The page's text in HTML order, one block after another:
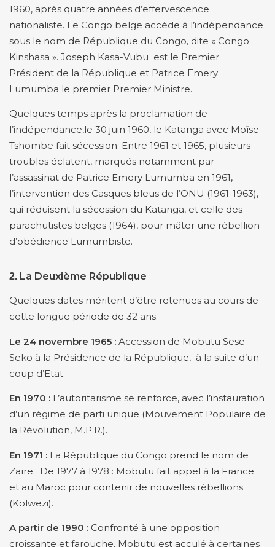
1960, après quatre années d’effervescence
nationaliste. Le Congo belge accède à l’indépendance
sous le nom de République du Congo, dite « Congo
Kinshasa ». Joseph Kasa-Vubu est le Premier
Président de la République et Patrice Emery
Lumumba le premier Premier Ministre.
Quelques temps après la proclamation de
l’indépendance,le 30 juin 1960, le Katanga avec Moïse
Tshombe fait sécession. Entre 1961 et 1965, plusieurs
troubles éclatent, marqués notamment par
l’assassinat de Patrice Emery Lumumba en 1961,
l’intervention des Casques bleus de l’ONU (1961-1963),
qui réduisent la sécession du Katanga, et celle des
parachutistes belges (1964), pour mâter une rébellion
d’obédience Lumumbiste.
2. La Deuxième République
Quelques dates méritent d’être retenues au cours de
cette longue période de 32 ans.
Le 24 novembre 1965 : Accession de Mobutu Sese
Seko à la Présidence de la République, à la suite d’un
coup d’Etat.
En 1970 : L’autoritarisme se renforce, avec l’instauration
d’un régime de parti unique (Mouvement Populaire de
la Révolution, M.P.R.).
En 1971 : La République du Congo prend le nom de
Zaïre. De 1977 à 1978 : Mobutu fait appel à la France
et au Maroc pour contenir de nouvelles rébellions
(Kolwezi).
A partir de 1990 : Confronté à une opposition
croissante et farouche, Mobutu est acculé à certaines